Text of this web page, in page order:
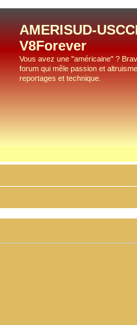
AMERISUD-
V8Forever
Vous avez une "américaine" ?
forum qui mêle passion et
reportages et technique.